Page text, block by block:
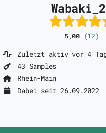
5,00 (12)
Zuletzt aktiv vor 4
43 Samples
Rhein-Main
Dabei seit 26.09.2022